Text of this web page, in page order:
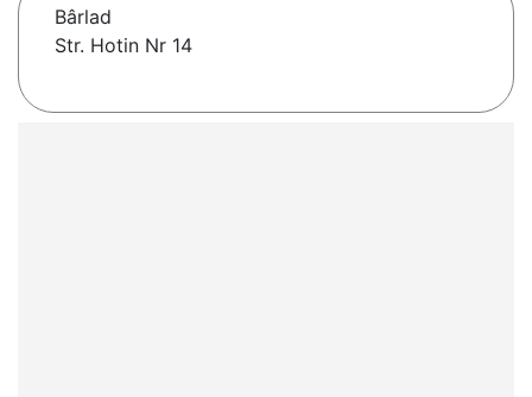
Bârlad
Str. Hotin Nr 14